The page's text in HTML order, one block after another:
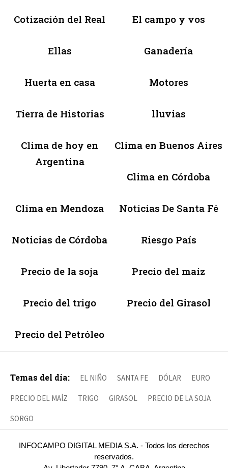
Cotización del Real El campo y vos
Ellas Ganadería
Huerta en casa Motores
Tierra de Historias lluvias
Clima de hoy en
Argentina
Clima en Buenos Aires
Clima en Córdoba
Clima en Mendoza Noticias De Santa Fé
Noticias de Córdoba Riesgo País
Precio de la soja Precio del maíz
Precio del trigo Precio del Girasol
Precio del Petróleo
Temas del día: EL NIÑO SANTA FE DÓLAR EURO
PRECIO DEL MAÍZ TRIGO GIRASOL PRECIO DE LA SOJA
SORGO
INFOCAMPO DIGITAL MEDIA S.A. - Todos los derechos
reservados.